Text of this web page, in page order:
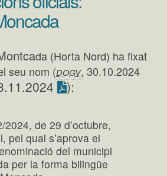
da (Horta Nord) ha fixat
seu nom (dogv, 30.10.2024
):
2024, de 29 d’octubre,
pel qual s’aprova el
del municipi
per la forma bilingüe